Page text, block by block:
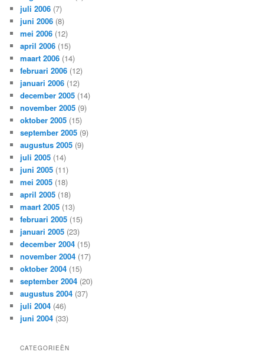
juli 2006 (7)
juni 2006 (8)
mei 2006 (12)
april 2006 (15)
maart 2006 (14)
februari 2006 (12)
januari 2006 (12)
december 2005 (14)
november 2005 (9)
oktober 2005 (15)
september 2005 (9)
augustus 2005 (9)
juli 2005 (14)
juni 2005 (11)
mei 2005 (18)
april 2005 (18)
maart 2005 (13)
februari 2005 (15)
januari 2005 (23)
december 2004 (15)
november 2004 (17)
oktober 2004 (15)
september 2004 (20)
augustus 2004 (37)
juli 2004 (46)
juni 2004 (33)
CATEGORIEËN